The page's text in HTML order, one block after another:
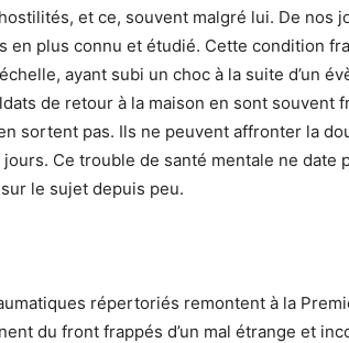
et ce, souvent malgré lui. De nos
en plus connu et étudié. Cette condition
ayant subi un choc à la suite d’un
de retour à la maison en sont souvent
sortent pas. Ils ne peuvent affronter la
Ce trouble de santé mentale ne date
le sujet depuis peu.
répertoriés remontent à la
du front frappés d’un mal étrange et